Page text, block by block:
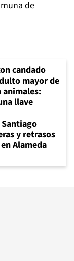
de
candado
mayor de
animales:
llave
y retrasos
Alameda